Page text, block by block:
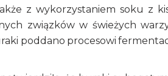
z wykorzystaniem soku z
związków w świeżych
poddano procesowi